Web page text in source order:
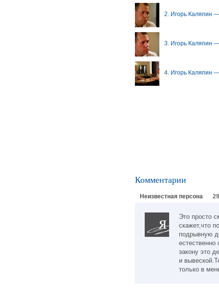
2. Игорь Каляпин
3. Игорь Каляпин
4. Игорь Каляпин
Комментарии
Неизвестная персона
Это просто
скажет,что
подрывную
естественно
закону это
и
только в